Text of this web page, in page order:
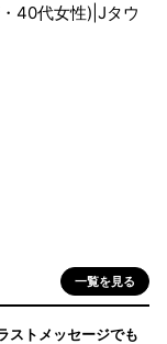
40代女性)|Jタウ
一覧を見る
ストメッセージでも